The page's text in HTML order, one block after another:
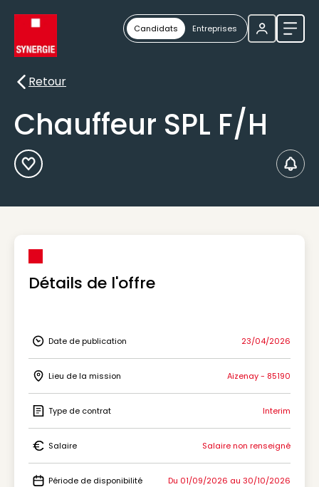
Candidats Entreprises
Retour
Retour
Chauffeur SPL F/H
Ajouter aux Favoris
Détails de l'offre
Icon Date de publication
Date de publication 23/04/2026
Icon Lieu de la mission
Lieu de la mission Aizenay - 85190
Icon Type de contrat
Type de contrat Interim
Icon Salaire
Salaire Salaire non renseigné
Période de disponibilité Du 01/09/2026 au 30/10/2026